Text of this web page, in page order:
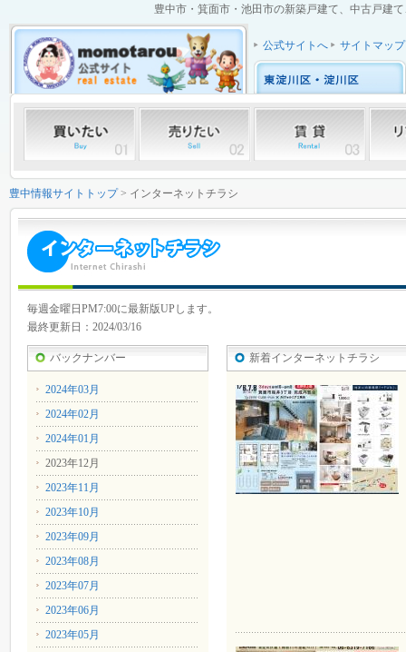
豊中市・箕面市・池田市の新築戸建て、中古戸建
公式サイトへ サイトマップ
豊中情報サイトトップ> インターネットチラシ
毎週金曜日PM7:00に最新版UPします。
最終更新日：2024/03/16
バックナンバー
2024年03月
2024年02月
2024年01月
2023年12月
2023年11月
2023年10月
2023年09月
2023年08月
2023年07月
2023年06月
2023年05月
新着インターネットチラシ